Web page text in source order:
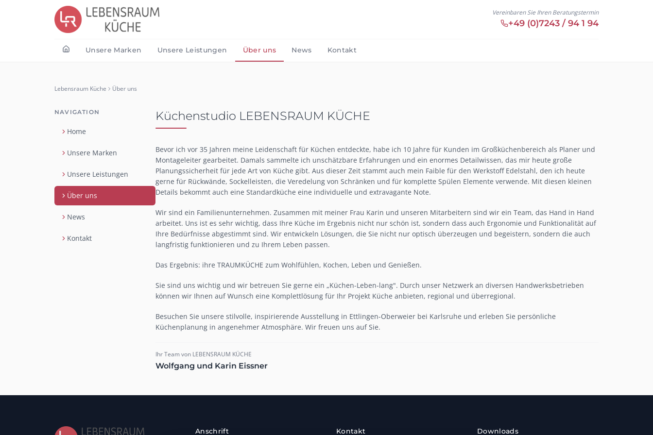
Vereinbaren Sie Ihren Beratungstermin
+49 (0)7243 / 94 1 94
Unsere Marken Unsere Leistungen Über uns News Kontakt
Lebensraum Küche Über uns
NAVIGATION
Home
Unsere Marken
Unsere Leistungen
Über uns
News
Kontakt
Küchenstudio LEBENSRAUM KÜCHE
Bevor ich vor 35 Jahren meine Leidenschaft für Küchen entdeckte, habe ich 10 Jahre für Kunden im Großküchenbereich als Planer und
Montageleiter gearbeitet. Damals sammelte ich unschätzbare Erfahrungen und ein enormes Detailwissen, das mir heute große
Planungssicherheit für jede Art von Küche gibt. Aus dieser Zeit stammt auch mein Faible für den Werkstoff Edelstahl, den ich heute
gerne für Rückwände, Sockelleisten, die Veredelung von Schränken und für komplette Spülen Elemente verwende. Mit diesen kleinen
Details bekommt auch eine Standardküche eine individuelle und extravagante Note.
Wir sind ein Familienunternehmen. Zusammen mit meiner Frau Karin und unseren Mitarbeitern sind wir ein Team, das Hand in Hand
arbeitet. Uns ist es sehr wichtig, dass Ihre Küche im Ergebnis nicht nur schön ist, sondern dass auch Ergonomie und Funktionalität auf
Ihre Bedürfnisse abgestimmt sind. Wir entwickeln Lösungen, die Sie nicht nur optisch überzeugen und begeistern, sondern die auch
langfristig funktionieren und zu Ihrem Leben passen.
Das Ergebnis: ihre TRAUMKÜCHE zum Wohlfühlen, Kochen, Leben und Genießen.
Sie sind uns wichtig und wir betreuen Sie gerne ein „Küchen-Leben-lang". Durch unser Netzwerk an diversen Handwerksbetrieben
können wir Ihnen auf Wunsch eine Komplettlösung für Ihr Projekt Küche anbieten, regional und überregional.
Besuchen Sie unsere stilvolle, inspirierende Ausstellung in Ettlingen-Oberweier bei Karlsruhe und erleben Sie persönliche
Küchenplanung in angenehmer Atmosphäre. Wir freuen uns auf Sie.
Ihr Team von LEBENSRAUM KÜCHE
Wolfgang und Karin Eissner
Anschrift Kontakt Downloads